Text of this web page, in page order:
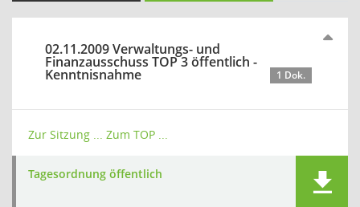
02.11.2009 Verwaltungs- und
Finanzausschuss TOP 3 öffentlich -
Kenntnisnahme 1 Dok.
Zur Sitzung ... Zum TOP ...
Tagesordnung öffentlich